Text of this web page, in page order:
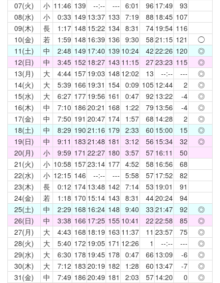
07(火)
小 11:46 139 --:-- --- 6:01 96 17:49 93
08(水)
小 0:33 149 13:37 133 7:19 88 18:45 107
09(木)
長 1:17 148 15:22 134 8:31 74 19:54 116
10(金)
若 1:59 148 16:39 136 9:30 58 21:15 121 ◯
11(土)
中 2:48 149 17:40 139 10:24 42 22:26 120 ◎
12(日)
中 3:45 152 18:27 143 11:15 2723:23 115 ◎
13(月)
大 4:44 157 19:03 148 12:02 13 --:-- --- ◎
14(火)
大 5:39 166 19:31 154 0:09 105 12:44 2 ◎
15(水)
大 6:27 177 19:56 161 0:47 92 13:22 -4 ◎
16(木)
中 7:10 186 20:21 168 1:22 79 13:56 -4 ◎
17(金)
中 7:50 191 20:47 174 1:57 68 14:28 2 ◎
18(土)
中 8:29 190 21:16 179 2:33 60 15:00 15 ◎
19(日)
中 9:11 183 21:48 181 3:12 56 15:34 32 ◎
20(月)
小 9:59 171 22:27 180 3:57 57 16:11 50
21(火)
小 10:58 15723:14 177 4:52 58 16:56 68
22(水)
小 12:15 146 --:-- --- 5:58 57 17:52 82
23(木)
長 0:12 174 13:48 142 7:14 53 19:01 91
24(金)
若 1:18 170 15:14 143 8:31 4420:24 94
25(土)
中 2:29 168 16:24 148 9:40 33 21:47 92 ◎
26(日)
中 3:38 166 17:25 155 10:41 22 22:58 85 ◎
27(月)
大 4:43 168 18:19 163 11:37 11 23:57 75 ◎
28(火)
大 5:40 172 19:05 171 12:26 1 --:-- --- ◎
29(水)
大 6:30 178 19:45 178 0:47 66 13:09 -6 ◎
30(木)
大 7:12 183 20:19 182 1:28 60 13:47 -7 ◎
31(金)
中 7:49 186 20:49 181 2:03 57 14:20 0 ◎